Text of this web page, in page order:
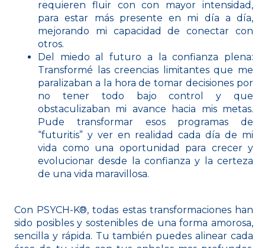
requieren fluir con con mayor intensidad,
para estar más presente en mi día a día,
mejorando mi capacidad de conectar con
otros.
Del miedo al futuro a la confianza plena:
Transformé las creencias limitantes que me
paralizaban a la hora de tomar decisiones por
no tener todo bajo control y que
obstaculizaban mi avance hacia mis metas.
Pude transformar esos programas de
“futuritis” y ver en realidad cada día de mi
vida como una oportunidad para crecer y
evolucionar desde la confianza y la certeza
de una vida maravillosa.
Con PSYCH-K®, todas estas transformaciones han
sido posibles y sostenibles de una forma amorosa,
sencilla y rápida. Tu también puedes alinear cada